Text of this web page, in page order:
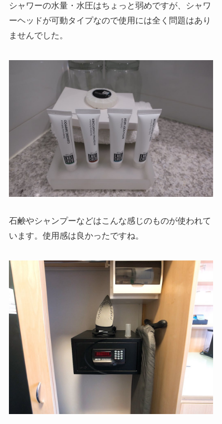
シャワーの水量・水圧はちょっと弱めですが、シャワ
ーヘッドが可動タイプなので使用には全く問題はあり
ませんでした。
石鹸やシャンプーなどはこんな感じのものが使われて
います。使用感は良かったですね。